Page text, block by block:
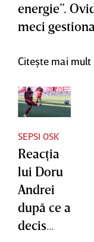
energie”.
meci
Citește mai mult
SEPSI OSK
Reacţia
lui Doru
Andrei
după ce a
decis